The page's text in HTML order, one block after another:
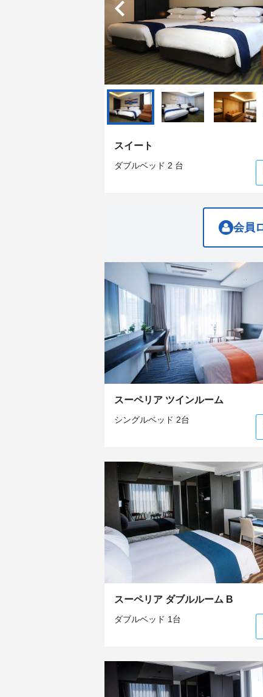
and
select
a
date.
Press
the
question
mark
key
to
get
the
shortcuts
for
changing
and
select
a
date.
Press
the
mark
key
to
get
スイート
ダブルベッド 2 台
会員
スーペリア ツインルーム
シングルベッド 2台
スーペリア ダブルルーム B
ダブルベッド 1台